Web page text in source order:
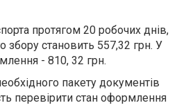
протягом 20 робочих днів,
збору становить 557,32 грн. У
- 810, 32 грн.
пакету документів
перевірити стан оформлення